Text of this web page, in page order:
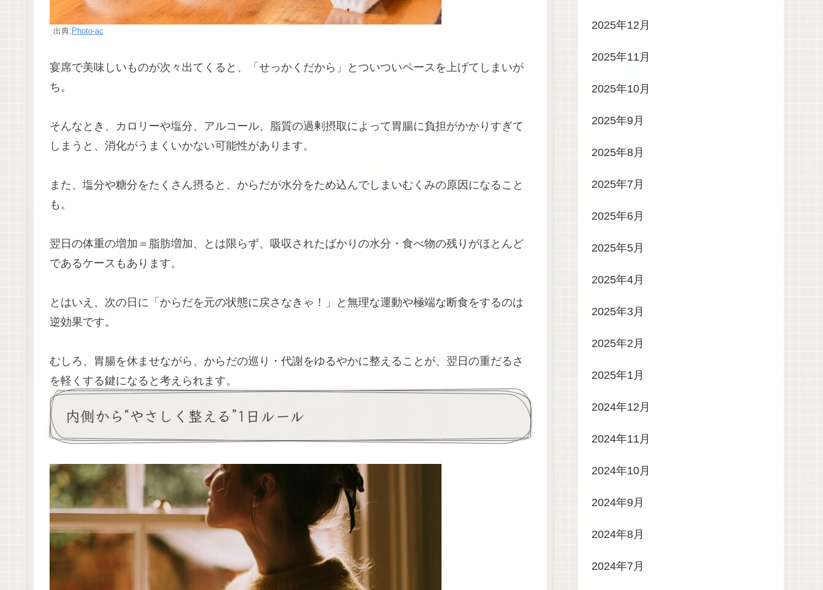
出典: Photo-ac
宴席で美味しいものが次々出てくると、「せっかくだから」とついついペースを上げてしまいが
ち。
そんなとき、カロリーや塩分、アルコール、脂質の過剰摂取によって胃腸に負担がかかりすぎて
しまうと、消化がうまくいかない可能性があります。
また、塩分や糖分をたくさん摂ると、からだが水分をため込んでしまいむくみの原因になること
も。
翌日の体重の増加＝脂肪増加、とは限らず、吸収されたばかりの水分・食べ物の残りがほとんど
であるケースもあります。
とはいえ、次の日に「からだを元の状態に戻さなきゃ！」と無理な運動や極端な断食をするのは
逆効果です。
むしろ、胃腸を休ませながら、からだの巡り・代謝をゆるやかに整えることが、翌日の重だるさ
を軽くする鍵になると考えられます。
内側から“やさしく整える”1日ルール
2025年12月
2025年11月
2025年10月
2025年9月
2025年8月
2025年7月
2025年6月
2025年5月
2025年4月
2025年3月
2025年2月
2025年1月
2024年12月
2024年11月
2024年10月
2024年9月
2024年8月
2024年7月